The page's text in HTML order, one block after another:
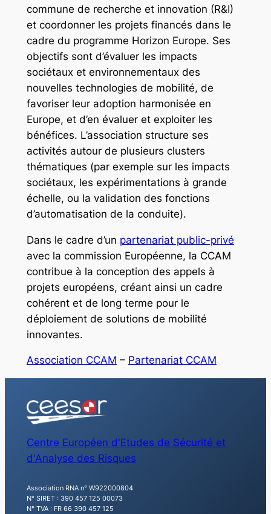
commune de recherche et innovation (R&I)
et coordonner les projets financés dans le
cadre du programme Horizon Europe. Ses
objectifs sont d’évaluer les impacts
sociétaux et environnementaux des
nouvelles technologies de mobilité, de
favoriser leur adoption harmonisée en
Europe, et d’en évaluer et exploiter les
bénéfices. L’association structure ses
activités autour de plusieurs clusters
thématiques (par exemple sur les impacts
sociétaux, les expérimentations à grande
échelle, ou la validation des fonctions
d’automatisation de la conduite).
Dans le cadre d’un partenariat public-privé
avec la commission Européenne, la CCAM
contribue à la conception des appels à
projets européens, créant ainsi un cadre
cohérent et de long terme pour le
déploiement de solutions de mobilité
innovantes.
Association CCAM – Partenariat CCAM
Centre Européen d'Etudes de Sécurité et
d'Analyse des Risques
Association RNA n° W922000804
N° SIRET : 390 457 125 00073
N° TVA : FR 66 390 457 125